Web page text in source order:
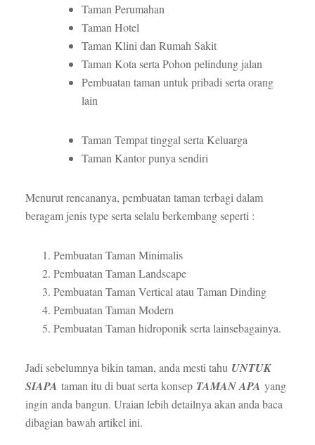
Taman Perumahan
Taman Hotel
Taman Klini dan Rumah Sakit
Taman Kota serta Pohon pelindung jalan
Pembuatan taman untuk pribadi serta orang
lain
Taman Tempat tinggal serta Keluarga
Taman Kantor punya sendiri
Menurut rencananya, pembuatan taman terbagi dalam
beragam jenis type serta selalu berkembang seperti :
Pembuatan Taman Minimalis
Pembuatan Taman Landscape
Pembuatan Taman Vertical atau Taman Dinding
Pembuatan Taman Modern
Pembuatan Taman hidroponik serta lainsebagainya.
Jadi sebelumnya bikin taman, anda mesti tahu UNTUK
SIAPA taman itu di buat serta konsepTAMAN APA yang
ingin anda bangun. Uraian lebih detailnya akan anda baca
dibagian bawah artikel ini.